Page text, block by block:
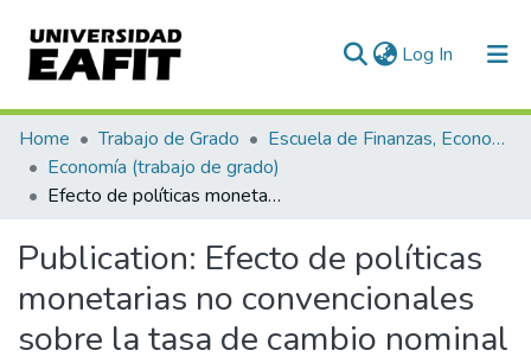
Log In (current)
Communities & Collections
All of DSpace
Home Trabajo de Grado
Escuela de Finanzas, Economía y Gobierno
Economía (trabajo de grado)
Efecto de políticas monetarias no convencionales sobre la tasa de cambio nominal
Publication: Efecto de políticas
monetarias no convencionales
sobre la tasa de cambio nominal